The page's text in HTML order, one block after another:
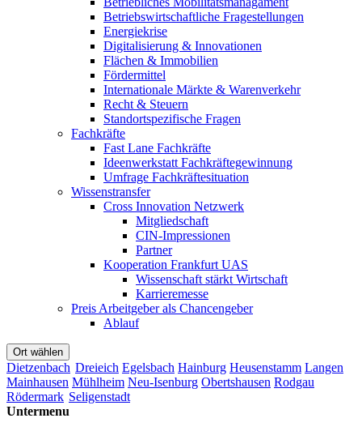
Betriebswirtschaftliche Fragestellungen
Energiekrise
Digitalisierung & Innovationen
Flächen & Immobilien
Fördermittel
Internationale Märkte & Warenverkehr
Recht & Steuern
Standortspezifische Fragen
Fachkräfte
Fast Lane Fachkräfte
Ideenwerkstatt Fachkräftegewinnung
Umfrage Fachkräftesituation
Wissenstransfer
Cross Innovation Netzwerk
Mitgliedschaft
CIN-Impressionen
Partner
Kooperation Frankfurt UAS
Wissenschaft stärkt Wirtschaft
Karrieremesse
Preis Arbeitgeber als Chancengeber
Ablauf
Ort wählen
Dietzenbach Dreieich Egelsbach Hainburg Heusenstamm Langen
Mainhausen Mühlheim Neu-Isenburg Obertshausen Rodgau
Rödermark Seligenstadt
Untermenu